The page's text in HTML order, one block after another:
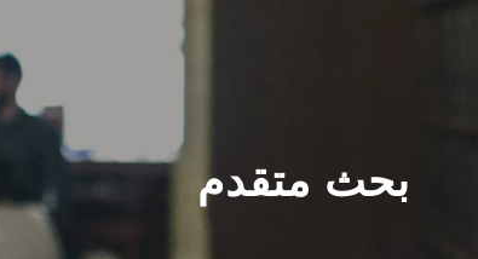
بحث متقدم